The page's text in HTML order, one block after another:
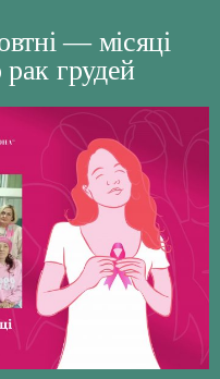
— місяці
рак грудей